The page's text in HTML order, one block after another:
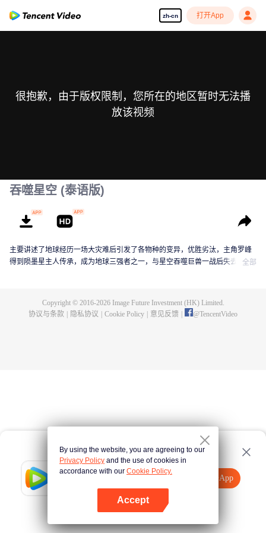
zh-cn 打开App
Tencent Video
打开App
点击此处
很抱歉，由于版权限制，您所在的地区暂时无法播
放该视频
吞噬星空 (泰语版)
主要讲述了地球经历一场大灾难后引发了各物种的变异，优胜劣汰，主角罗峰
得到陨墨星主人传承，成为地球三强者之一，与星空吞噬巨兽一战后失去肉全部
Copyright © 2016-2026Image Future Investment (HK) Limited.
协议与条款
隐私协议 Cookie Policy 意见反馈 @TencentVideo
By using the website, you are agreeing to our
Privacy Policy and the use of cookies in
accordance with our Cookie Policy.
Accept